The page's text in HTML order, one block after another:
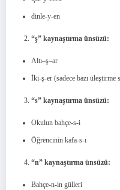
dinle-y-en
“ş” kaynaştırma ünsüzü:
Altı–ş–ar
İki-ş-er (sadece bazı üleştirme
“s” kaynaştırma ünsüzü:
Okulun bahçe-s-i
Öğrencinin kafa-s-ı
“n” kaynaştırma ünsüzü:
Bahçe-n-in gülleri